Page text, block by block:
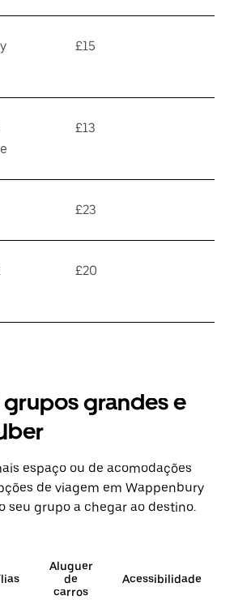
£15
£13
£23
£20
grandes e
espaço ou de acomodações
de viagem em Wappenbury
seu grupo a chegar ao destino.
Aluguer
de
carros
Acessibilidade